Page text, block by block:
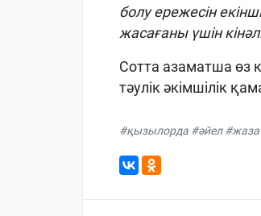
болу ережесін
жасағаны үшін
Сотта азаматша өз
тәулік әкімшілік
#қызылорда #әйел #жаза